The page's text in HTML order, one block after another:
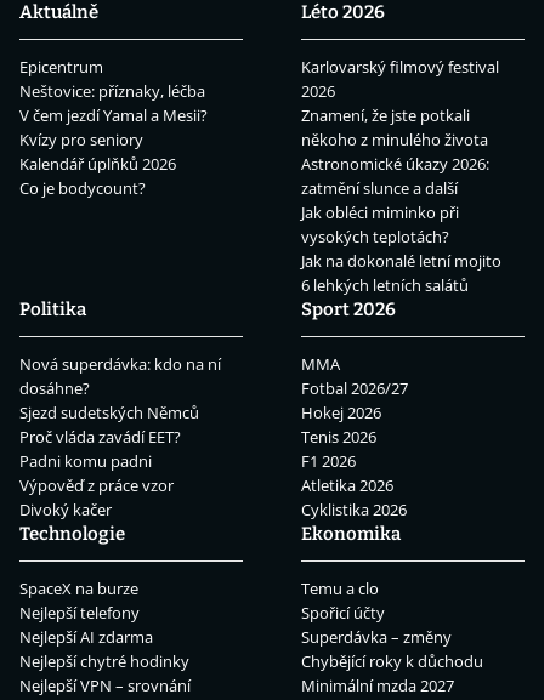
Aktuálně
Epicentrum
Neštovice: příznaky, léčba
V čem jezdí Yamal a Mesii?
Kvízy pro seniory
Kalendář úplňků 2026
Co je bodycount?
Léto 2026
Karlovarský filmový festival
2026
Znamení, že jste potkali
někoho z minulého života
Astronomické úkazy 2026:
zatmění slunce a další
Jak obléci miminko při
vysokých teplotách?
Jak na dokonalé letní mojito
6 lehkých letních salátů
Politika
Nová superdávka: kdo na ní
dosáhne?
Sjezd sudetských Němců
Proč vláda zavádí EET?
Padni komu padni
Výpověď z práce vzor
Divoký kačer
Sport 2026
MMA
Fotbal 2026/27
Hokej 2026
Tenis 2026
F1 2026
Atletika 2026
Cyklistika 2026
Technologie
SpaceX na burze
Nejlepší telefony
Nejlepší AI zdarma
Nejlepší chytré hodinky
Nejlepší VPN – srovnání
Ekonomika
Temu a clo
Spořicí účty
Superdávka – změny
Chybějící roky k důchodu
Minimální mzda 2027